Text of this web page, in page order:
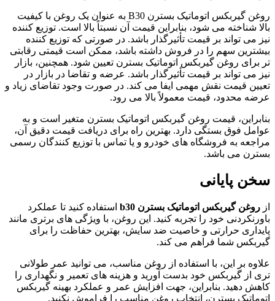
روغن گیربکس اتوماتیک بسترن B30 به عنوان یک روغن با کیفیت
بالا شناخته می‌ شود، بنابراین قیمت آن نسبتاً بالا است. توزیع کننده
نیز می ‌تواند بر قیمت تأثیرگذار باشد. در صورتی که توزیع کننده
بیشترین سهم را در فروش داشته باشد، ممکن است قیمتی رقابتی
تر برای روغن گیربکس اتوماتیک بسترن تعیین شود. همچنین، بازار
نیز می‌ تواند بر قیمت تأثیرگذار باشد. عرضه و تقاضا در بازار در
تعیین قیمت نقش مهمی ایفا می ‌کند. در صورت وجود تقاضای زیاد و
عرضه محدود، قیمت معمولاً بالا می ‌رود.
بنابراین، قیمت روغن گیربکس اتوماتیک بسترن متغیر است و به
عوامل فوق بستگی دارد. بهترین راه برای دریافت قیمت دقیق آن،
مراجعه به فروشگاه ‌های خودرو و یا تماس با توزیع کنندگان رسمی
بسترن می‌ باشد.
سخن پایانی
از روغن گیربکس اتوماتیک بسترن b30 استفاده کنید تا عملکرد
باورنکردنی خود را تجربه کنید. این روغن، با ویژگی ‌های برتری مانند
پایداری حرارتی و خاصیت ضد سایش، بهترین حفاظت را برای
گیربکس شما فراهم می‌ کند.
علاوه بر این، با استفاده از روغن مناسب، می ‌توانید عمر طولانی
‌تری از گیربکس خود بدست آورید و هزینه ‌های تعمیر و نگهداری را
کاهش دهید. بنابراین، جهت افزایش عمر و عملکرد بهینه گیربکس
اتوماتیک بسترن، انتخاب روغن مناسب را فراموش نکنید.